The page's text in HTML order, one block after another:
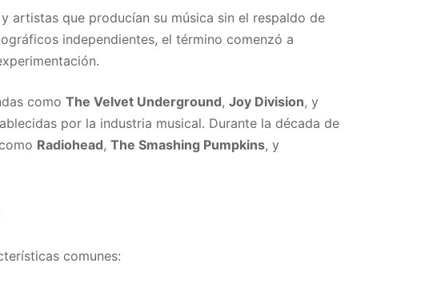
artistas que producían su música sin el respaldo de
independientes, el término comenzó a
como The Velvet Underground, Joy Division, y
por la industria musical. Durante la década de
Radiohead, The Smashing Pumpkins, y
comunes: